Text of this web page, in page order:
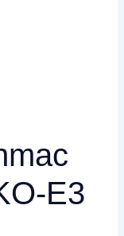
E3